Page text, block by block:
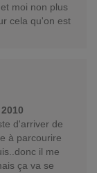
moi non plus
cela qu'on est
d'arriver de
à parcourire
il me
ça va se